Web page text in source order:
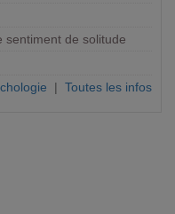
sentiment de solitude
| Toutes les infos